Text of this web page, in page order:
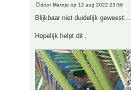
doorMarcje op 12 aug 2022 23:56
Blijkbaar niet duidelijk
Hopelijk helpt dit ,